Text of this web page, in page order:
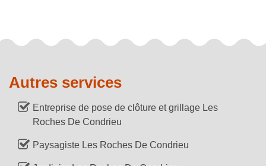
Autres services
Entreprise de pose de clôture et grillage Les
Roches De Condrieu
Paysagiste Les Roches De Condrieu